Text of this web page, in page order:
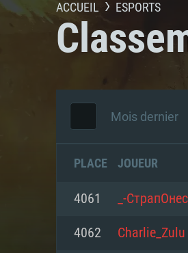
ACCUEIL ESPORTS
Mois dernier
PLACE JOUEUR
4061 _-
4062 Charlie_Zulu